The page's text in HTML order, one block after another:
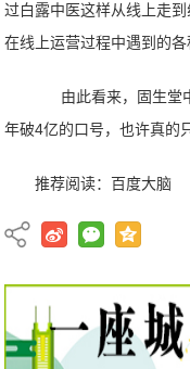
过白露中医这样从线上走
在线上运营过程中遇到的各
由此看来，固生堂
年破4亿的口号，也许真的
推荐阅读： 百度大脑